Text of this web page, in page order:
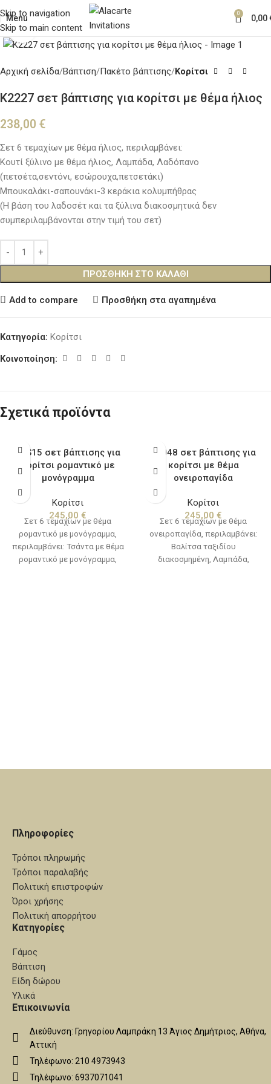
Skip to navigation
Skip to main content
Menu 0 0,00
Κλικ για μεγέθυνση
Αρχική σελίδα Βάπτιση Πακέτο βάπτισης Κορίτσι
Κ2227 σετ βάπτισης για κορίτσι με θέμα ήλιος
238,00 €
Σετ 6 τεμαχίων με θέμα ήλιος, περιλαμβάνει:
Κουτί ξύλινο με θέμα ήλιος, Λαμπάδα, Λαδόπανο
(πετσέτα,σεντόνι, εσώρουχα,πετσετάκι)
Μπουκαλάκι-σαπουνάκι-3 κεράκια κολυμπήθρας
(Η βάση του λαδοσέτ και τα ξύλινα διακοσμητικά δεν
συμπεριλαμβάνονται στην τιμή του σετ)
ΠΡΟΣΘΉΚΗ ΣΤΟ ΚΑΛΆΘΙ
Add to compare Προσθήκη στα αγαπημένα
Κατηγορία: Κορίτσι
Κοινοποίηση:
Σχετικά προϊόντα
ETS15 σετ βάπτισης για
κορίτσι ρομαντικό με
μονόγραμμα
Κορίτσι
245,00 €
Σετ 6 τεμαχίων με θέμα
ρομαντικό με μονόγραμμα,
περιλαμβάνει: Τσάντα με θέμα
ρομαντικό με μονόγραμμα,
Κ2048 σετ βάπτισης για
κορίτσι με θέμα
ονειροπαγίδα
Κορίτσι
245,00 €
Σετ 6 τεμαχίων με θέμα
ονειροπαγίδα, περιλαμβάνει:
Βαλίτσα ταξιδίου
διακοσμημένη, Λαμπάδα,
Πληροφορίες
Τρόποι πληρωμής
Τρόποι παραλαβής
Πολιτική επιστροφών
Όροι χρήσης
Πολιτική απορρήτου
Κατηγορίες
Γάμος
Βάπτιση
Είδη δώρου
Υλικά
Επικοινωνία
Διεύθυνση: Γρηγορίου Λαμπράκη 13 Άγιος Δημήτριος, Αθήνα,
Αττική
Τηλέφωνο: 210 4973943
Τηλέφωνο: 6937071041